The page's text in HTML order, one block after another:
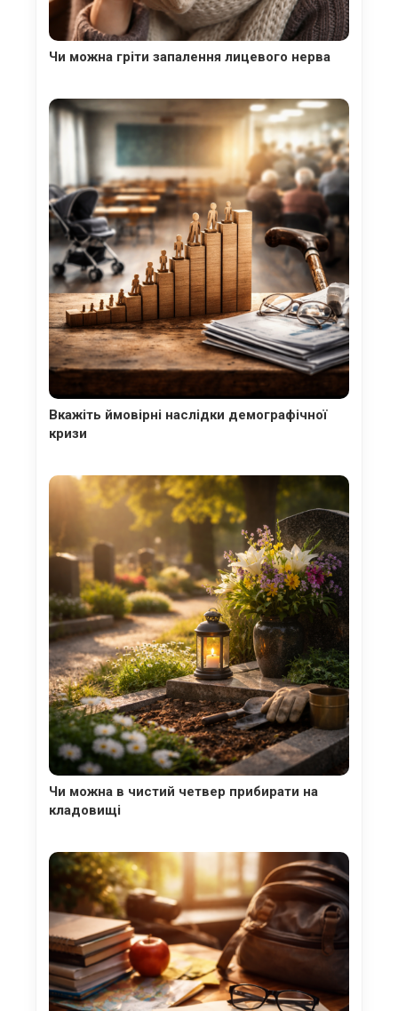
Чи можна гріти запалення лицевого нерва
Вкажіть ймовірні наслідки демографічної
кризи
Чи можна в чистий четвер прибирати на
кладовищі